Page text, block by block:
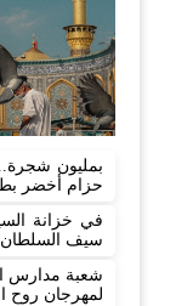
بمليون شجرة..
حزام أخضر بطول 90
في خزانة
سيف السلطان
شعبة مدارس
لمهرجان روح